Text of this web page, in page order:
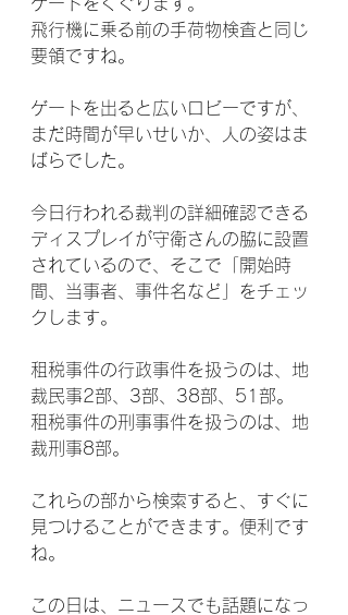
飛行機に乗る前の手荷物検査と同じ
要領ですね。
ゲートを出ると広いロビーですが、
まだ時間が早いせいか、人の姿はま
ばらでした。
今日行われる裁判の詳細確認できる
ディスプレイが守衛さんの脇に設置
されているので、そこで「開始時
間、当事者、事件名など」をチェッ
クします。
租税事件の行政事件を扱うのは、地
裁民事2部、3部、38部、51部。
租税事件の刑事事件を扱うのは、地
裁刑事8部。
これらの部から検索すると、すぐに
見つけることができます。便利です
ね。
この日は、ニュースでも話題になっ